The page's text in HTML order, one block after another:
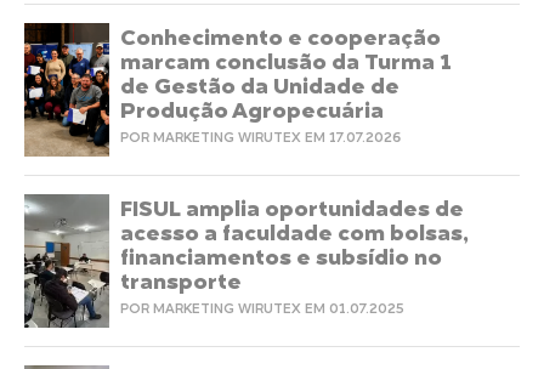
Conhecimento e cooperação
marcam conclusão da Turma 1
de Gestão da Unidade de
Produção Agropecuária
POR MARKETING WIRUTEX EM 17.07.2026
FISUL amplia oportunidades de
acesso a faculdade com bolsas,
financiamentos e subsídio no
transporte
POR MARKETING WIRUTEX EM 01.07.2025